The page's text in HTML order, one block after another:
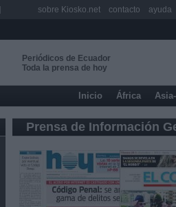
Periódicos de Ecuador
Toda la prensa de hoy
Inicio África
Prensa de Información
sobre Kiosko.net contacto ayuda